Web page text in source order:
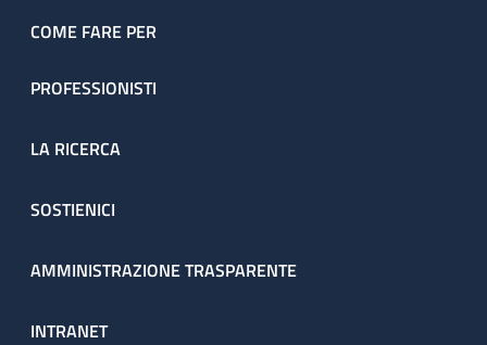
COME FARE PER
PROFESSIONISTI
LA RICERCA
SOSTIENICI
AMMINISTRAZIONE TRASPARENTE
INTRANET